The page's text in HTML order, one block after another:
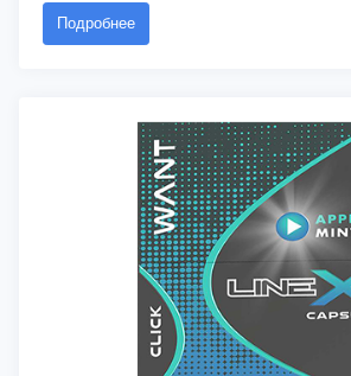
Подробнее